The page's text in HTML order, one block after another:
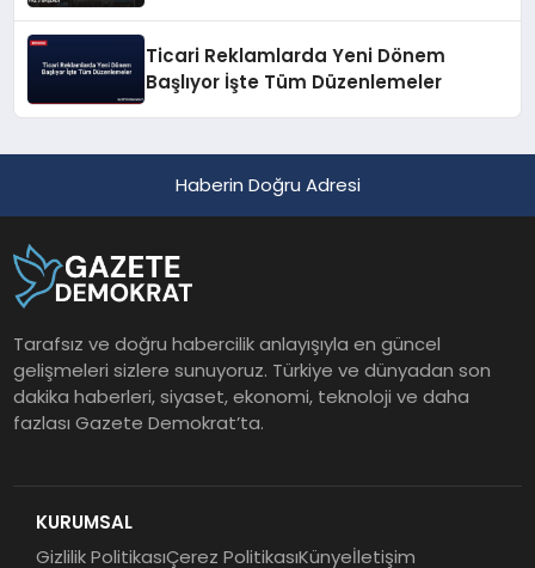
Ticari Reklamlarda Yeni Dönem
Başlıyor İşte Tüm Düzenlemeler
Haberin Doğru Adresi
Tarafsız ve doğru habercilik anlayışıyla en güncel
gelişmeleri sizlere sunuyoruz. Türkiye ve dünyadan son
dakika haberleri, siyaset, ekonomi, teknoloji ve daha
fazlası Gazete Demokrat’ta.
KURUMSAL
Gizlilik PolitikasıÇerez PolitikasıKünyeİletişim